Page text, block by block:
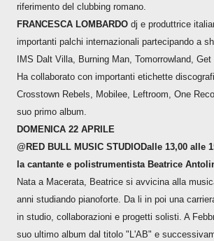
riferimento del clubbing romano.
FRANCESCA LOMBARDO dj e produttrice
importanti palchi internazionali partecipando a
IMS Dalt Villa, Burning Man, Tomorrowland,
Ha collaborato con importanti etichette
Crosstown Rebels, Mobilee, Leftroom, One
suo primo album.
DOMENICA 22 APRILE
@RED BULL MUSIC STUDIODalle 13,00 alle
la cantante e polistrumentista Beatrice
Nata a Macerata, Beatrice si avvicina alla
anni studiando pianoforte. Da li in poi una
in studio, collaborazioni e progetti solisti. A
suo ultimo album dal titolo "L'AB" e